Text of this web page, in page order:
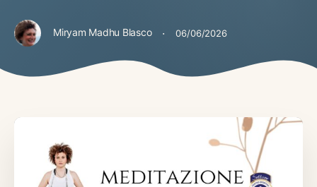
Miryam Madhu Blasco · 06/06/2026